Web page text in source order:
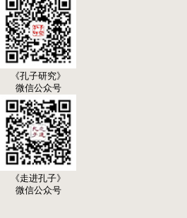
《孔子研究》
微信公众号
《走进孔子》
微信公众号